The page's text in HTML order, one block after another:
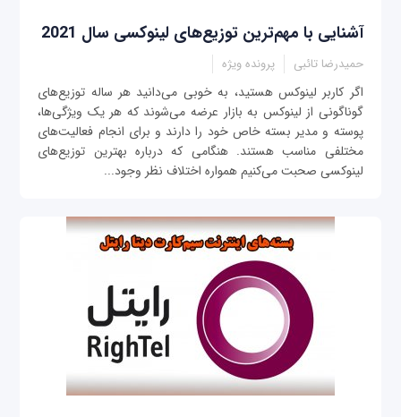
آشنایی با مهم‌ترین توزیع‌های لینوکسی سال 2021
حمیدرضا تائبی پرونده ویژه
اگر کاربر لینوکس هستید، به خوبی می‌دانید هر ساله توزیع‌های
گوناگونی از لینوکس به بازار عرضه می‌شوند که هر یک ویژگی‌ها،
پوسته و مدیر بسته خاص خود را دارند و برای انجام فعالیت‌های
مختلفی مناسب هستند. هنگامی که درباره بهترین توزیع‌های
لینوکسی صحبت می‌کنیم همواره اختلاف نظر وجود...